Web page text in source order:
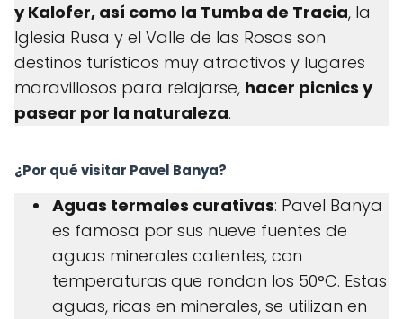
y Kalofer, así como la Tumba de Tracia, la
Iglesia Rusa y el Valle de las Rosas son
destinos turísticos muy atractivos y lugares
maravillosos para relajarse, hacer picnics y
pasear por la naturaleza.
¿Por qué visitar Pavel Banya?
Aguas termales curativas: Pavel Banya
es famosa por sus nueve fuentes de
aguas minerales calientes, con
temperaturas que rondan los 50°C. Estas
aguas, ricas en minerales, se utilizan en